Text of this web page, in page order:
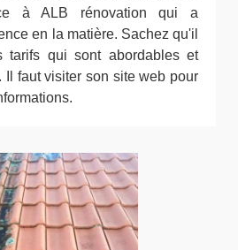
à ALB rénovation qui a
en la matière. Sachez qu'il
tarifs qui sont abordables et
Il faut visiter son site web pour